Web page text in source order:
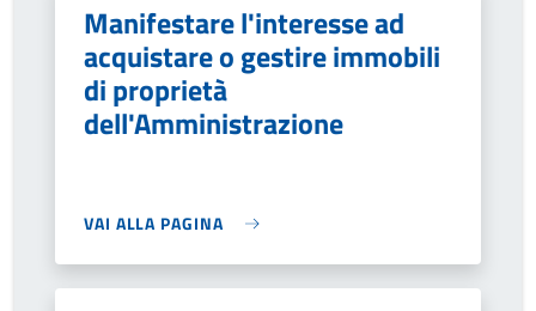
Manifestare l'interesse ad
acquistare o gestire immobili
di proprietà
dell'Amministrazione
VAI ALLA PAGINA